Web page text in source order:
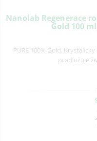
Nanolab Regenerace
Gold 100 ml
PURE 100% Gold.
prodlužuje